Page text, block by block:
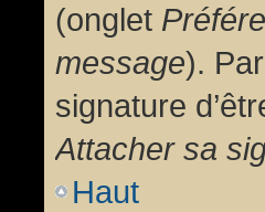
(onglet
message).
signature
Attacher sa
Haut